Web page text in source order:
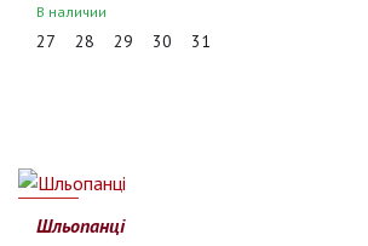
В наличии
27 28 29 30 31
12%
Шльопанці